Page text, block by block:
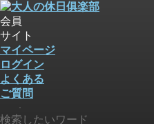
会員
サイト
マイページ
ログイン
よくある
ご質問